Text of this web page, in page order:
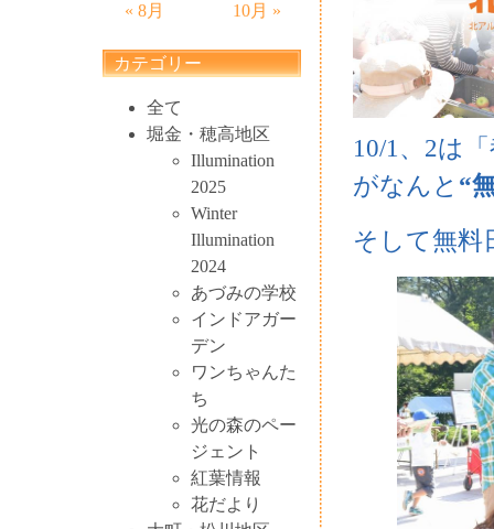
« 8月 10月 »
カテゴリー
全て
堀金・穂高地区
Illumination
2025
Winter
Illumination
2024
あづみの学校
インドアガー
デン
ワンちゃんた
ち
光の森のペー
ジェント
紅葉情報
花だより
10/1、2は
がなんと “
そして無料